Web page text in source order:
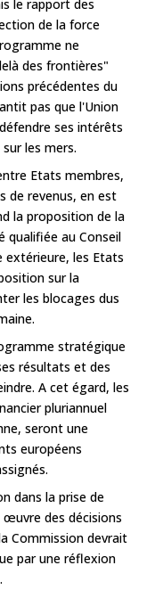
le rapport des
de la force
ne
des frontières"
précédentes du
pas que l'Union
ses intérêts
les mers.
Etats membres,
de revenus, en est
la proposition de la
qualifiée au Conseil
extérieure, les Etats
sur la
les blocages dus
stratégique
résultats et des
A cet égard, les
pluriannuel
seront une
européens
dans la prise de
des décisions
Commission devrait
par une réflexion